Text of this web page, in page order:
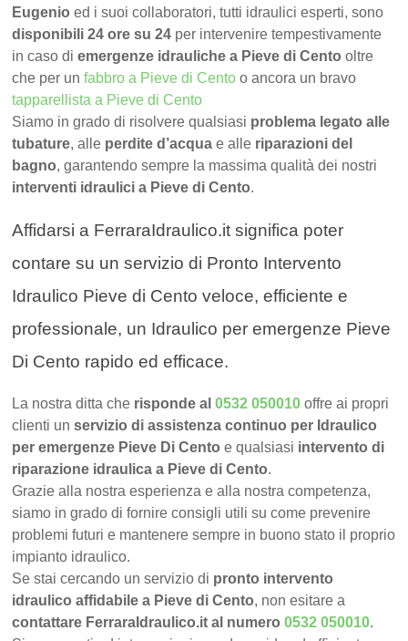
Eugenio ed i suoi collaboratori, tutti idraulici esperti, sono
disponibili 24 ore su 24 per intervenire tempestivamente
in caso diemergenze idrauliche a Pieve di Centooltre
che per unfabbro a Pieve di Cento o ancora un bravo
tapparellista a Pieve di Cento
Siamo in grado di risolvere qualsiasi problema legato alle
tubature, alle perdite d’acqua e alle riparazioni del
bagno, garantendo sempre la massima qualità dei nostri
interventi idraulici a Pieve di Cento.
Affidarsi a FerraraIdraulico.it significa poter
contare su un servizio di Pronto Intervento
Idraulico Pieve di Cento veloce, efficiente e
professionale, un Idraulico per emergenze Pieve
Di Cento rapido ed efficace.
La nostra ditta che risponde al0532 050010 offre ai propri
clienti unservizio di assistenza continuo per Idraulico
per emergenze Pieve Di Cento e qualsiasi intervento di
riparazione idraulica a Pieve di Cento.
Grazie alla nostra esperienza e alla nostra competenza,
siamo in grado di fornire consigli utili su come prevenire
problemi futuri e mantenere sempre in buono stato il proprio
impianto idraulico.
Se stai cercando un servizio di pronto intervento
idraulico affidabile a Pieve di Cento, non esitare a
contattare FerraraIdraulico.it al numero0532 050010.